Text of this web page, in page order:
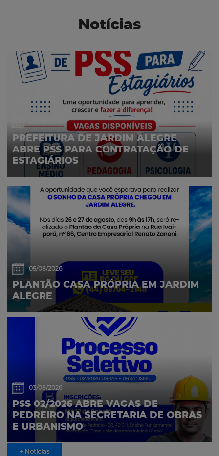
Notícias
PREFEITURA DE JARDIM ALEGRE
ABRE PSS PARA CONTRATAÇÃO DE
ESTAGIÁRIOS
05/08/2026
PLANTÃO CASA PRÓPRIA EM JARDIM
ALEGRE
03/08/2026
PSS 02/2026 ABRE VAGAS DE
PEDREIRO NA SECRETARIA DE OBRAS
E URBANISMO
+ Notícias